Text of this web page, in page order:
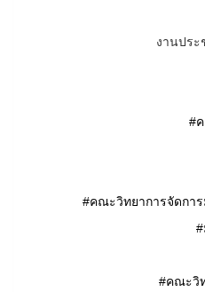
งานปร
#
#คณะวิทยาการจัดกา
#คณะวิ